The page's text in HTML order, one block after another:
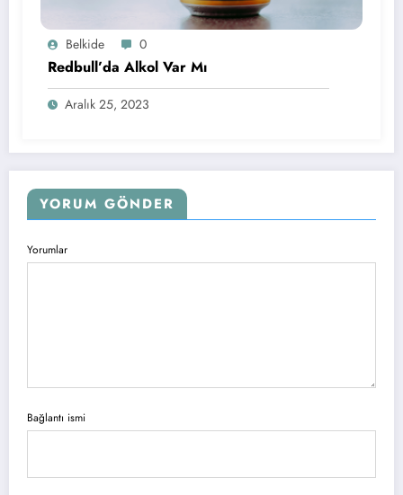
Belkide 0
Redbull’da Alkol Var Mı
Aralık 25, 2023
YORUM GÖNDER
Yorumlar
Bağlantı ismi